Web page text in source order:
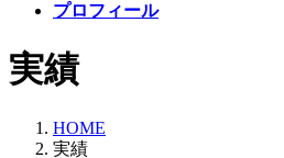
プロフィール
実績
HOME
実績